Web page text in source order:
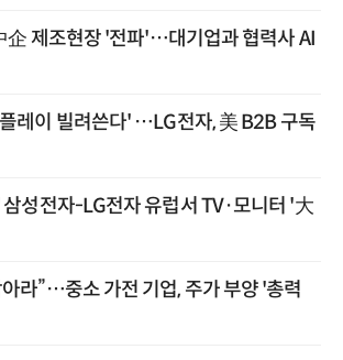
企 제조현장 '전파'…대기업과 협력사 AI
레이 빌려쓴다' …LG전자, 美 B2B 구독
성전자-LG전자 유럽서 TV·모니터 '大
라”…중소 가전 기업, 주가 부양 '총력